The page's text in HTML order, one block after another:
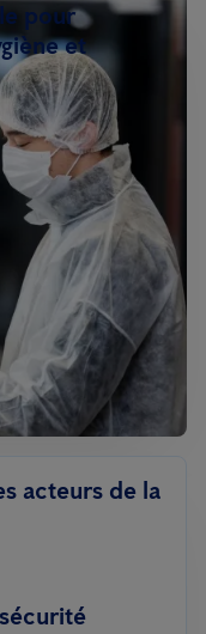
pour
et
acteurs de la